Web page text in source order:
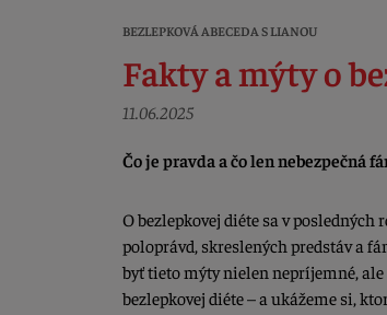
BEZLEPKOVÁ ABECEDA S LIANOU
Fakty a mýty o
11.06.2025
Čo je pravda a čo len nebezpečná
O bezlepkovej diéte sa v
poloprávd, skreslených predstáv a
byť tieto mýty nielen nepríjemné,
bezlepkovej diéte – a ukážeme si,